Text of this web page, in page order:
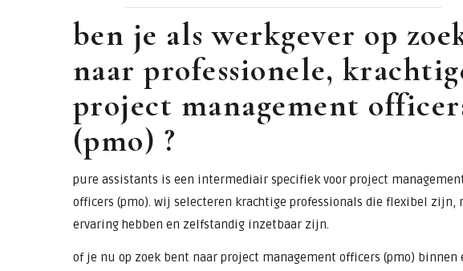
ben je als werkgever op
naar professionele,
project management
(pmo) ?
pure assistants is een intermediair specifiek voor project
officers (pmo). wij selecteren krachtige professionals die flexibel zijn,
ervaring hebben en zelfstandig inzetbaar zijn.
of je nu op zoek bent naar project management officers (pmo) binnen